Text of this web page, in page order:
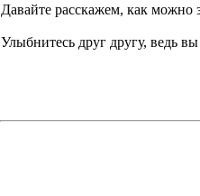
Давайте расскажем, как можно
Улыбнитесь друг другу, ведь